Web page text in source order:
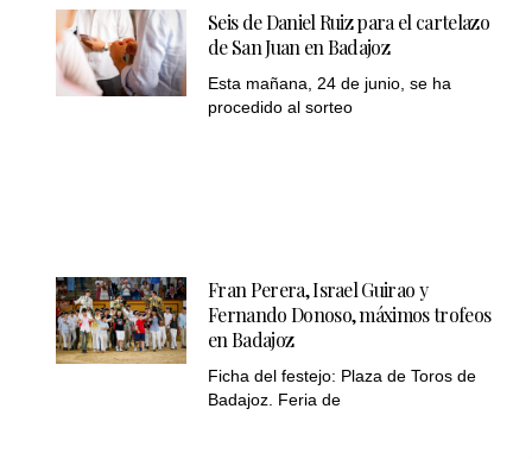
Seis de Daniel Ruiz para el cartelazo
de San Juan en Badajoz
Esta mañana, 24 de junio, se ha
procedido al sorteo
Fran Perera, Israel Guirao y
Fernando Donoso, máximos trofeos
en Badajoz
Ficha del festejo: Plaza de Toros de
Badajoz. Feria de